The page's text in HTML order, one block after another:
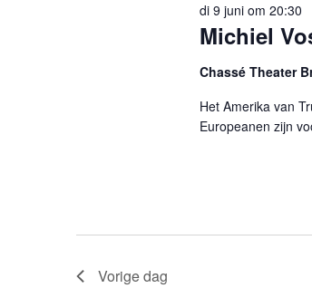
Michiel
di 9 juni om 20:30
Chassé Theater
Het Amerika van
Europeanen zijn
Vorige dag